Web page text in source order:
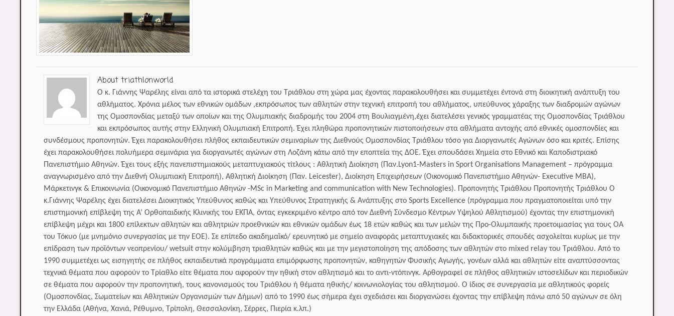
About triathlonworld
Ο κ. Γιάννης Ψαρέλης είναι από τα ιστορικά στελέχη του Τριάθλου στη χώρα μας έχοντας παρακολουθήσει και συμμετέχει έντονά στη διοικητική ανάπτυξη του
αθλήματος. Χρόνια μέλος των εθνικών ομάδων ,εκπρόσωπος των αθλητών στην τεχνική επιτροπή του αθλήματος, υπεύθυνος χάραξης των διαδρομών αγώνων
της Ομοσπονδίας μεταξύ των οποίων και της Ολυμπιακής διαδρομής του 2004 στη Βουλιαγμένη,έχει διατελέσει γενικός γραμματέας της Ομοσπονδίας Τριάθλου
και εκπρόσωπος αυτής στην Ελληνική Ολυμπιακή Επιτροπή. Έχει πληθώρα προπονητικών πιστοποιήσεων στα αθλήματα αντοχής από εθνικές ομοσπονδίες και
συνδέσμους προπονητών. Έχει παρακολουθήσει πλήθος εκπαιδευτικών σεμιναρίων της Διεθνούς Ομοσπονδίας Τριάθλου τόσο για Διοργανωτές Αγώνων όσο και κριτές. Επίσης
έχει παρακολουθήσει πολυήμερα σεμινάρια για διοργανωτές αγώνων στη Λοζάνη κάτω από την εποπτεία της ΔΟΕ. Έχει σπουδάσει Χημεία στο Εθνικό και Καποδιστριακό
Πανεπιστήμιο Αθηνών. Έχει τους εξής πανεπιστημιακούς μεταπτυχιακούς τίτλους : Αθλητική Διοίκηση (Παν.Lyon1-Masters in Sport Organisations Management – πρόγραμμα
αναγνωρισμένο από την Διεθνή Ολυμπιακή Επιτροπή), Αθλητική Διοίκηση (Παν. Leicester), Διοίκηση Επιχειρήσεων (Οικονομικό Πανεπιστήμιο Αθηνών- Executive MBA),
Μάρκετινγκ & Επικοινωνία (Οικονομικό Πανεπιστήμιο Αθηνών -MSc in Marketing and communication with New Technologies). Προπονητής Τριάθλου Προπονητής Τριάθλου Ο
κ.Γιάννης Ψαρέλης έχει διατελέσει Διοικητικός Υπεύθυνος καθώς και Υπεύθυνος Στρατηγικής & Ανάπτυξης στο Sports Excellence (πρόγραμμα που πραγματοποιείται υπό την
επιστημονική επίβλεψη της Α’ Ορθοπαιδικής Κλινικής του ΕΚΠΑ, όντας εγκεκριμένο κέντρο από τον Διεθνή Σύνδεσμο Κέντρων Υψηλού Αθλητισμού) έχοντας την επιστημονική
επίβλεψη μέχρι και 1800 επίλεκτων αθλητών και αθλητριών προεθνικών και εθνικών ομάδων έως 18 ετών καθώς και των μελών της Προ-Ολυμπαικής προετοιμασίας για τους ΟΑ
του Τόκυο (με μνημόνιο συνεργασίας με την ΕΟΕ). Σε επίπεδο ακαδημαϊκό/ ερευνητικό με σημείο αναφοράς μεταπτυχιακές και διδακτορικές σπουδές ασχολείται κυρίως με την
επίδραση των προϊόντων νεοπρενίου/ wetsuit στην κολύμβηση τριαθλητών καθώς και με την μεγιστοποίηση της απόδοσης των αθλητών στο mixed relay του Τριάθλου. Από το
1990 συμμετέχει ως εισηγητής σε πλήθος εκπαιδευτικά προγράμματα επιμόρφωσης προπονητών, καθηγητών Φυσικής Αγωγής, γονέων αλλά και αθλητών είτε αναπτύσσοντας
τεχνικά θέματα που αφορούν το Τρίαθλο είτε θέματα που αφορούν την ηθική στον αθλητισμό και το αντι-ντόπινγκ. Αρθογραφεί σε πλήθος αθλητικών ιστοσελίδων και περιοδικών
σε θέματα που αφορούν την προπονητική, τους κανονισμούς του Τριάθλου ή θέματα ηθικής/ κοινωνιολογίας του αθλητισμού. Ο ίδιος σε συνεργασία με αθλητικούς φορείς
(Ομοσπονδίας, Σωματείων και Αθλητικών Οργανισμών των Δήμων) από το 1990 έως σήμερα έχει σχεδιάσει και διοργανώσει έχοντας την επίβλεψη πάνω από 50 αγώνων σε όλη
την Ελλάδα (Αθήνα, Χανιά, Ρέθυμνο, Τρίπολη, Θεσσαλονίκη, Σέρρες, Πιερία κ.λπ.)